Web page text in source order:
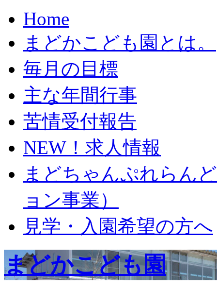
Home
まどかこども園とは。
毎月の目標
主な年間行事
苦情受付報告
NEW！求人情報
まどちゃんぷれらん
ョン事業）
見学・入園希望の方へ
まどかこども園